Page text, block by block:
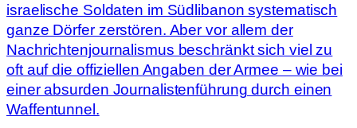
israelische Soldaten im Südlibanon systematisch
ganze Dörfer zerstören. Aber vor allem der
Nachrichtenjournalismus beschränkt sich viel zu
oft auf die offiziellen Angaben der Armee – wie bei
einer absurden Journalistenführung durch einen
Waffentunnel.